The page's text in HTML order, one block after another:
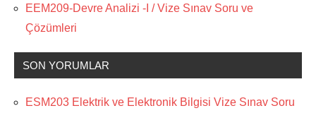
EEM209-Devre Analizi -I / Vize Sınav Soru ve
Çözümleri
SON YORUMLAR
ESM203 Elektrik ve Elektronik Bilgisi Vize Sınav Soru